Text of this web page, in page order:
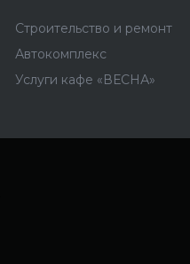
Строительство и ремонт
Автокомплекс
Услуги кафе «ВЕСНА»